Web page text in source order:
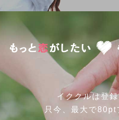
イククルは登録
只今、最大で